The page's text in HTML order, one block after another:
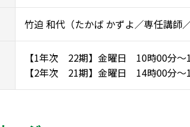
竹迫 和代（たかば かずよ／専任講
【1年次 22期】金曜日 10時00分～
【2年次 21期】金曜日 14時00分～